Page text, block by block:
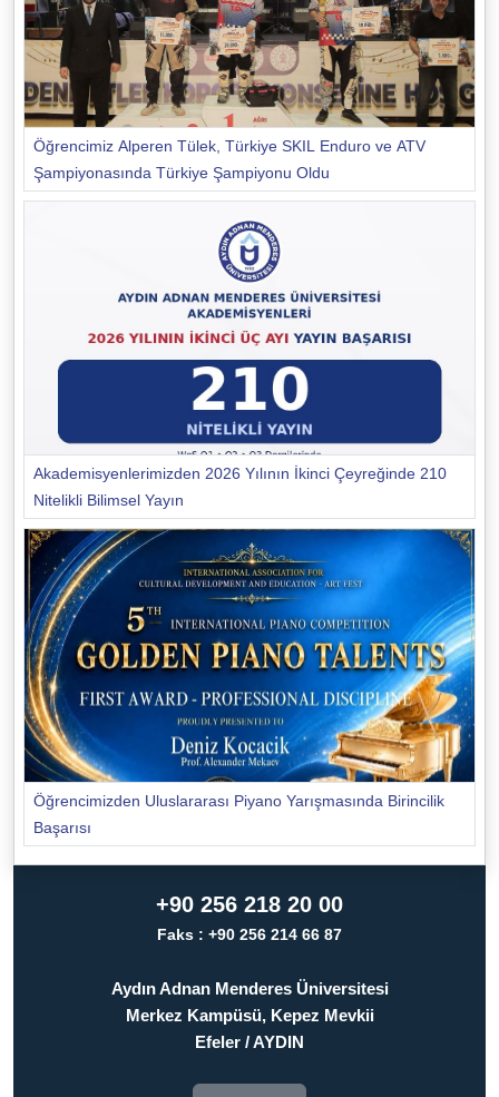
Öğrencimiz Alperen Tülek, Türkiye SKIL Enduro ve ATV
Şampiyonasında Türkiye Şampiyonu Oldu
Akademisyenlerimizden 2026 Yılının İkinci Çeyreğinde 210
Nitelikli Bilimsel Yayın
Öğrencimizden Uluslararası Piyano Yarışmasında Birincilik
Başarısı
+90 256 218 20 00
Faks : +90 256 214 66 87
Aydın Adnan Menderes Üniversitesi
Merkez Kampüsü, Kepez Mevkii
Efeler / AYDIN